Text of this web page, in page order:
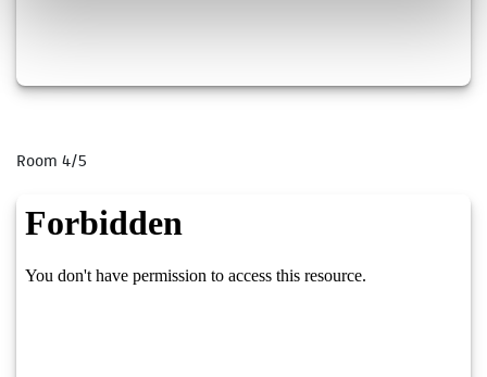
Room 4/5